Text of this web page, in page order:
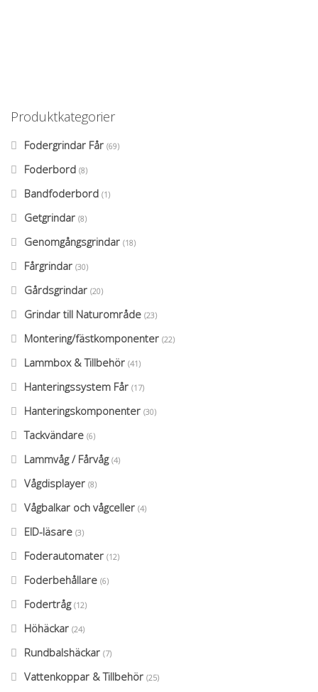
Produktkategorier
Fodergrindar Får (69)
Foderbord (8)
Bandfoderbord (1)
Getgrindar (8)
Genomgångsgrindar (18)
Fårgrindar (30)
Gårdsgrindar (20)
Grindar till Naturområde (23)
Montering/fästkomponenter (22)
Lammbox & Tillbehör (41)
Hanteringssystem Får (17)
Hanteringskomponenter (30)
Tackvändare (6)
Lammvåg / Fårvåg (4)
Vågdisplayer (8)
Vågbalkar och vågceller (4)
EID-läsare (3)
Foderautomater (12)
Foderbehållare (6)
Fodertråg (12)
Höhäckar (24)
Rundbalshäckar (7)
Vattenkoppar & Tillbehör (25)